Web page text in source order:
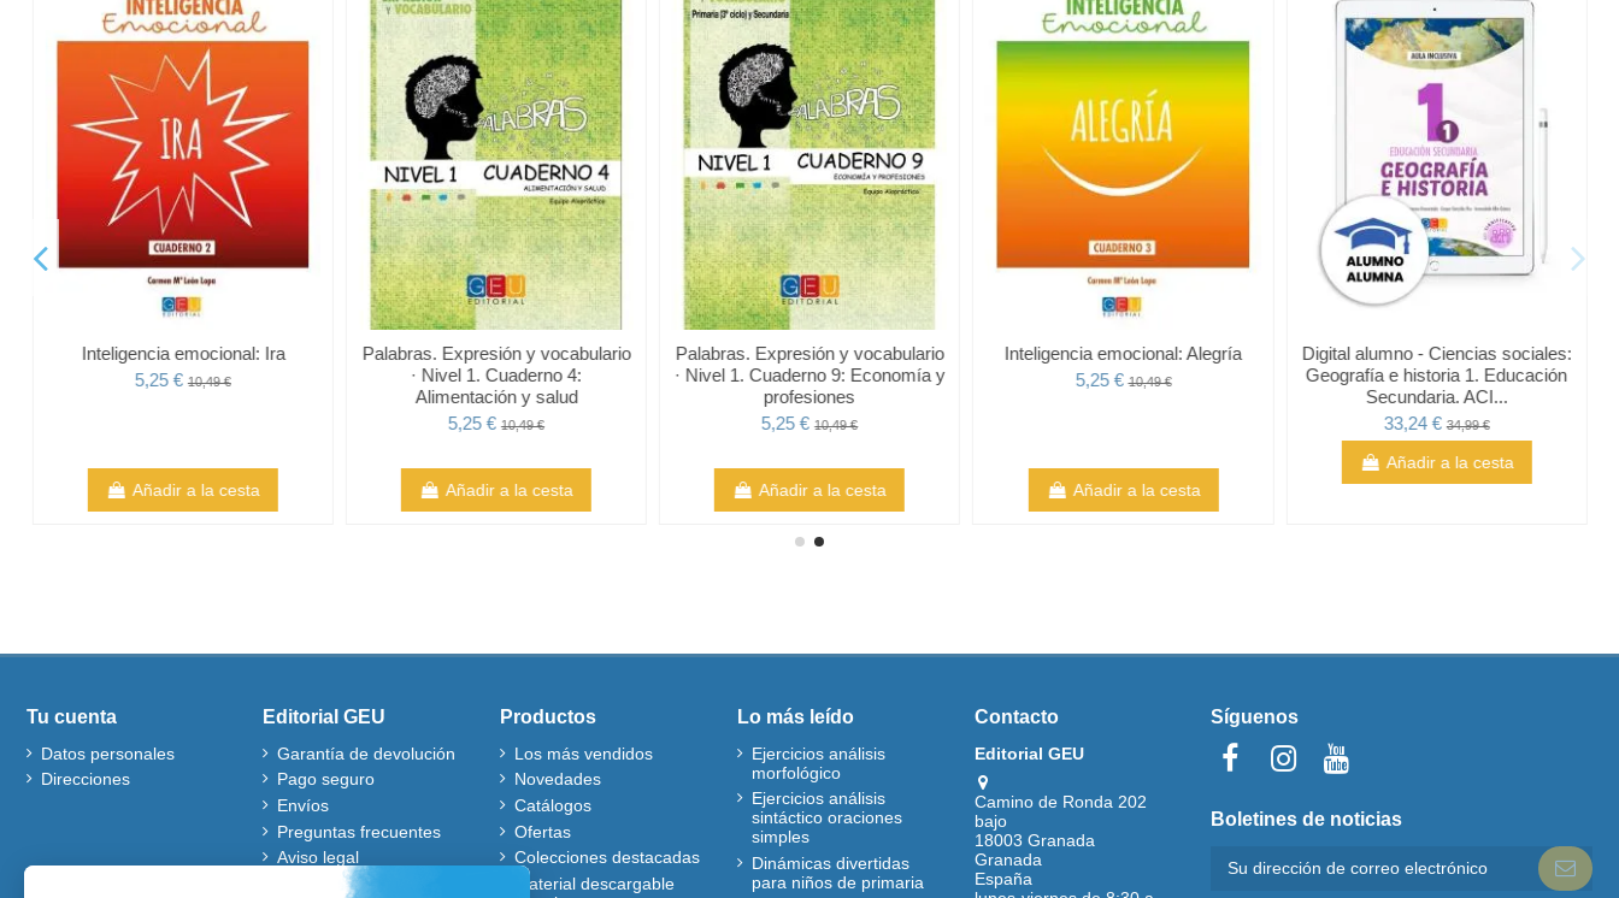
Inteligencia emocional: Ira
5,25 €10,49 €
Añadir a la cesta
Palabras. Expresión y vocabulario
· Nivel 1. Cuaderno 4:
Alimentación y salud
5,25 € 10,49 €
Añadir a la cesta
Palabras. Expresión y vocabulario
· Nivel 1. Cuaderno 9: Economía y
profesiones
5,25 €10,49 €
Añadir a la cesta
Inteligencia emocional: Alegría
5,25 €10,49 €
Añadir a la cesta
Digital alumno - Ciencias sociales:
Geografía e historia 1. Educación
Secundaria. ACI...
33,24 €34,99 €
Añadir a la cesta
Tu cuenta
Datos personales
Direcciones
Editorial GEU
Garantía de devolución
Pago seguro
Envíos
Preguntas frecuentes
Aviso legal
Quiénes somos
Productos
Los más vendidos
Novedades
Catálogos
Ofertas
Colecciones destacadas
Material descargable
Lo más leído
Ejercicios análisis
morfológico
Ejercicios análisis
sintáctico oraciones
simples
Dinámicas divertidas
para niños de primaria
Contacto
Editorial GEU
Camino de Ronda 202
bajo
18003 Granada
Granada
España
Síguenos
Boletines de noticias